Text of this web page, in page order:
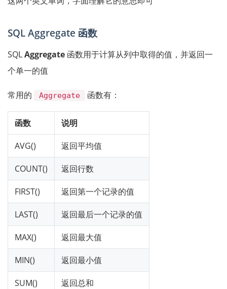
SQL Aggregate 函数
SQLAggregate 函数用于计算从列中取得的值，并返回一
个单一的值
常用的 Aggregate 函数有：
函数 说明
AVG() 返回平均值
COUNT() 返回行数
FIRST() 返回第一个记录的值
LAST() 返回最后一个记录的值
MAX() 返回最大值
MIN() 返回最小值
SUM() 返回总和